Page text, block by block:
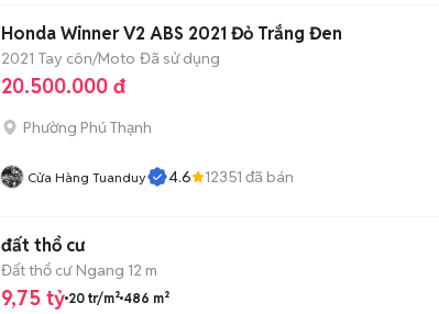
Honda Winner V2 ABS 2021 Đỏ Trắng Đen
2021 Tay côn/Moto Đã sử dụng
20.500.000 đ
Phường Phú Thạnh
Cửa Hàng Tuanduy 4.6 12351 đã bán
đất thổ cư
Đất thổ cư Ngang 12 m
9,75 tỷ 20 tr/m² 486 m²